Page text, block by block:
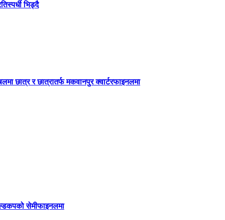
भिड्दै
छात्र र छात्रातर्फ मकवानपुर क्वार्टरफाइनलमा
सेमीफाइनलमा